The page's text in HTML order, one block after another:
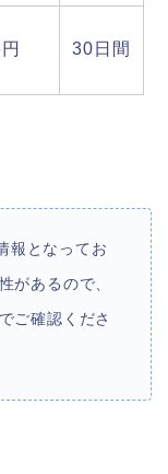
30日間
報となってお
があるので、
ご確認くださ